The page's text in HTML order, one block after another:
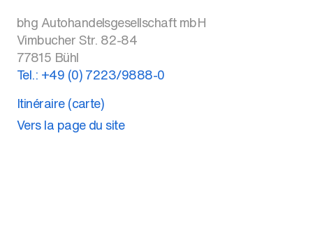
bhg Autohandelsgesellschaft mbH
Vimbucher Str. 82-84
77815 Bühl
Tel.: +49 (0) 7223/9888-0
Itinéraire (carte)
Vers la page du site